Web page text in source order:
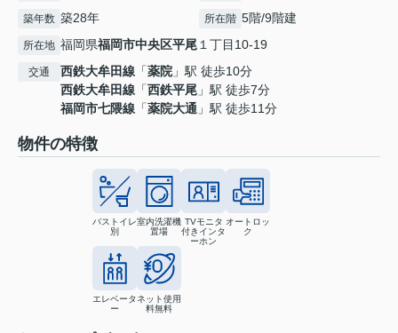
築年数 築28年 所在階 5階/9階建
所在地 福岡県福岡市中央区平尾１丁目10-19
交通 西鉄大牟田線 「薬院 」駅 徒歩10分
西鉄大牟田線 「西鉄平尾 」駅 徒歩7分
福岡市七隈線 「薬院大通 」駅 徒歩11分
物件の特徴
バストイレ
別
室内洗濯機
置場
TVモニタ
付きインタ
ーホン
オートロッ
ク
エレベータ
ー
ネット使用
料無料